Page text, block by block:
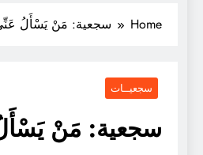
Home سجعية: مَنْ يَسْأَلُ
سجعيــات
سجعية: مَنْ